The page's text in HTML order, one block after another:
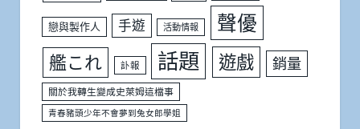
戀與製作人 手遊 活動情報 聲優
艦これ 訃報 話題 遊戲 銷量
關於我轉生變成史萊姆這檔事
青春豬頭少年不會夢到兔女郎學姐